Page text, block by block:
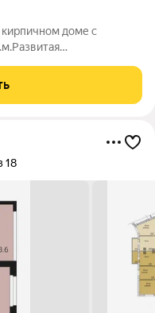
доме с
18